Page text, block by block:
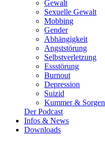
Gewalt
Sexuelle Gewalt
Mobbing
Gender
Abhängigkeit
Angststörung
Selbstverletzung
Essstörung
Burnout
Depression
Suizid
Kummer & Sorgen
Der Podcast
Infos & News
Downloads